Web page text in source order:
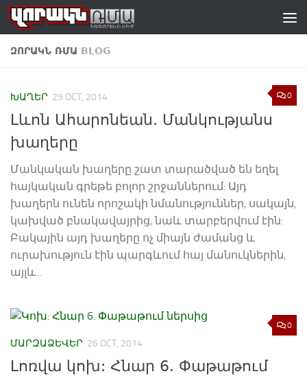
Skip to content
ԶՈՐԱԿՆ ՌՄԱ BLOG
0
ԽԱՂԵՐ 29 OCT, 2014
Լևոն Ահարոնեան. Մանկությանս
խաղերը
Մանկական խաղերը շատ տարածված են եղել
հայկական գրեթե բոլոր շրջաններում: Այդ
խաղերն ունեն որոշակի նմանություններ, սակայն,
կախված բնակավայրից, նաև տարբերվում էին:
Բակային այդ խաղերը ոչ միայն ժամանց և
ուրախություն էին պարգևում հայ մանուկներին,
այլև...
0
ՄԱՐԶԱՁԵՎԵՐ 26 OCT, 2014
Լոռվա կոխ: Հնար 6. Փաթաթում